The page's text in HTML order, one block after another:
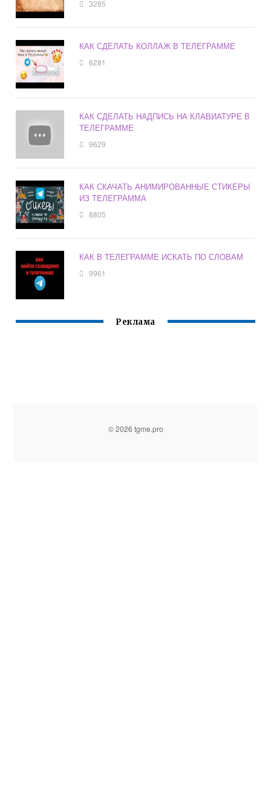
3285
КАК СДЕЛАТЬ КОЛЛАЖ В ТЕЛЕГРАММЕ
6281
КАК СДЕЛАТЬ НАДПИСЬ НА КЛАВИАТУРЕ В
ТЕЛЕГРАММЕ
9629
КАК СКАЧАТЬ АНИМИРОВАННЫЕ СТИКЕРЫ
ИЗ ТЕЛЕГРАММА
8805
КАК В ТЕЛЕГРАММЕ ИСКАТЬ ПО СЛОВАМ
9961
Реклама
© 2026 tgme.pro